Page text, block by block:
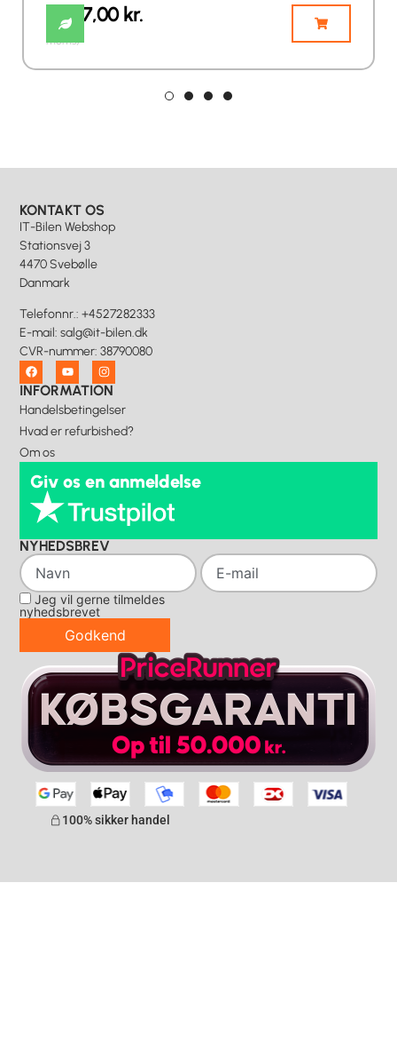
4.847,00kr.
(inkl.
moms)
KONTAKT OS
IT-Bilen Webshop
Stationsvej 3
4470 Svebølle
Danmark
Telefonnr.: +4527282333
E-mail:salg@it-bilen.dk
CVR-nummer: 38790080
INFORMATION
Handelsbetingelser
Hvad er refurbished?
Om os
Giv os en anmeldelse
NYHEDSBREV
Jeg vil gerne tilmeldes
nyhedsbrevet
Godkend
100% sikker handel